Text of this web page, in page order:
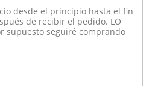
desde el principio hasta el fin
de recibir el pedido. LO
supuesto seguiré comprando